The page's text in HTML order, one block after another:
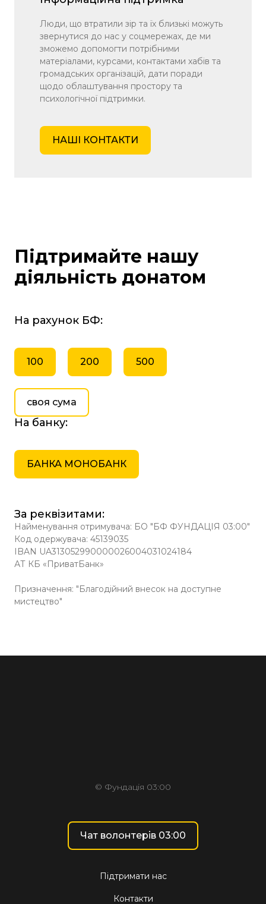
Люди, що втратили зір та їх близькі можуть
звернутися до нас у соцмережах, де ми
зможемо допомогти потрібними
матеріалами, курсами, контактами хабів та
громадських організацій, дати поради
щодо облаштування простору та
психологічної підтримки.
НАШІ КОНТАКТИ
Підтримайте нашу
діяльність донатом
На рахунок БФ:
100 200 500
своя сума
На банку:
БАНКА МОНОБАНК
За реквізитами:
Найменування отримувача: БО "БФ ФУНДАЦІЯ 03:00"
Код одержувача: 45139035
IBAN UA313052990000026004031024184
АТ КБ «ПриватБанк»
Призначення: "Благодійний внесок на доступне
мистецтво"
© Фундація 03:00
Чат волонтерів 03:00
Підтримати нас
Контакти